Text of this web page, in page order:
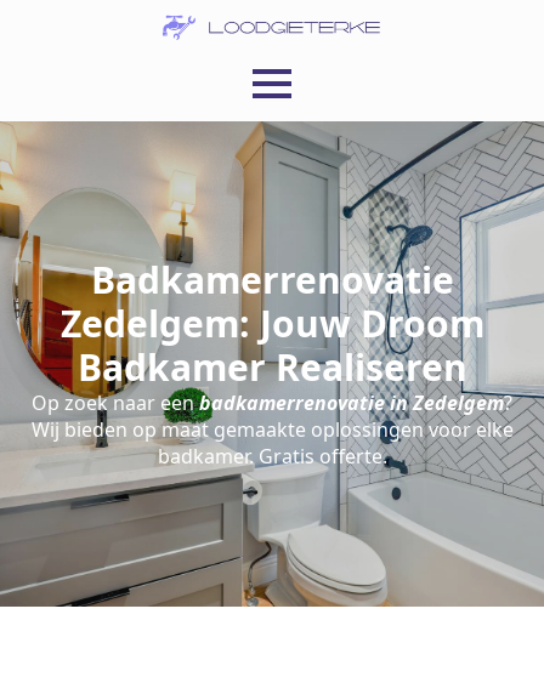
Badkamerrenovatie
Zedelgem: Jouw Droom
Badkamer Realiseren
Op zoek naar eenbadkamerrenovatie in Zedelgem?
Wij bieden op maat gemaakte oplossingen voor elke
badkamer. Gratis offerte.